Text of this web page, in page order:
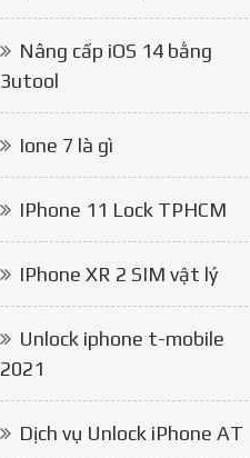
Nâng cấp iOS 14 bằng
3utool
Ione 7 là gì
IPhone 11 Lock TPHCM
IPhone XR 2 SIM vật lý
Unlock iphone t-mobile
2021
Dịch vụ Unlock iPhone AT